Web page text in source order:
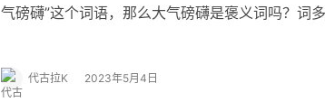
气磅礴”这个词语，那么大气磅礴是褒义词吗？词
代古拉K 2023年5月4日